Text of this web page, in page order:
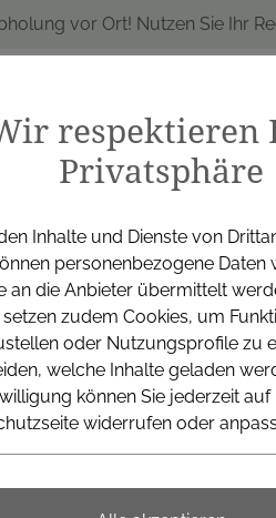
vor Ort! Nutzen Sie Ihr
Rosmarin Öl Borromäus
respektieren
Privatsphäre
Inhalte und Dienste von
personenbezogene Daten
an die Anbieter übermittelt
setzen zudem Cookies, um
oder Nutzungsprofile zu
welche Inhalte geladen
können Sie jederzeit
widerrufen oder